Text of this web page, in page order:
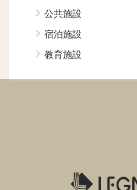
公共施設
宿泊施設
教育施設